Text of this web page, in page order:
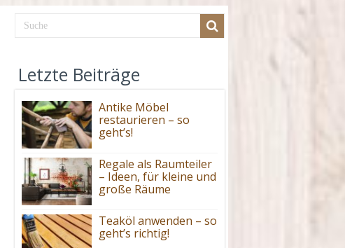
Letzte Beiträge
Antike Möbel
restaurieren – so
geht’s!
Regale als Raumteiler
– Ideen, für kleine und
große Räume
Teaköl anwenden – so
geht’s richtig!